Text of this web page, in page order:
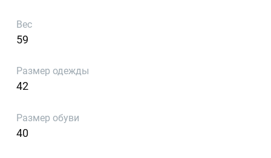
Вес
59
Размер одежды
42
Размер обуви
40